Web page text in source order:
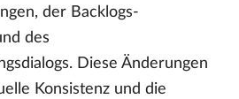
der Backlogs-
des
Diese Änderungen
Konsistenz und die